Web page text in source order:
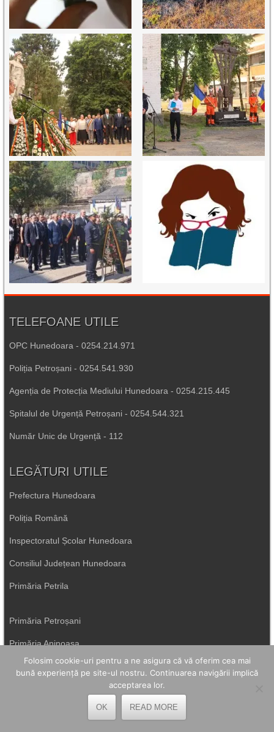
TELEFOANE UTILE
OPC Hunedoara - 0254.214.971
Poliția Petroșani - 0254.541.930
Agenția de Protecția Mediului Hunedoara - 0254.215.445
Spitalul de Urgență Petroșani - 0254.544.321
Număr Unic de Urgență - 112
LEGĂTURI UTILE
Prefectura Hunedoara
Poliția Română
Inspectoratul Școlar Hunedoara
Consiliul Județean Hunedoara
Primăria Petrila
Primăria Petroșani
Primăria Aninoasa
Primăria Lupeni
Direcția de Sănătate Hunedoara
Folosim cookie-uri pentru a ne asigura că vă oferim cea mai
bună experiență pe site-ul nostru. Continuarea navigării implică
acceptarea lor.
OK READ MORE